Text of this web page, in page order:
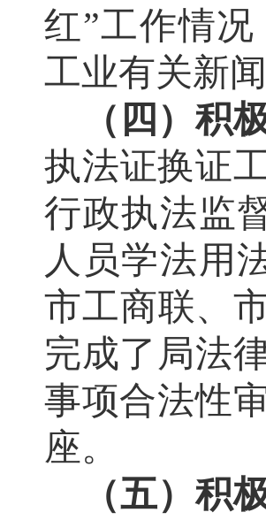
红”工作情
工业有关新闻
（四）积
执法证换证
行政执法监
人员学法用
市工商联、
完成了局法
事项合法性
座。
（五）积